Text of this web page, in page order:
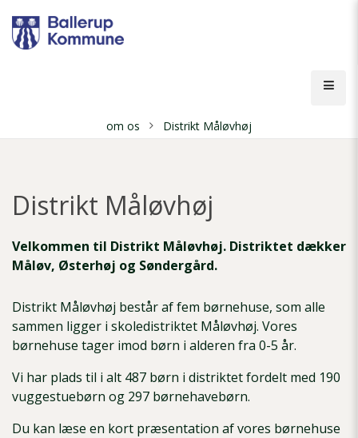
hovedindhold
om os Distrikt Måløvhøj
Distrikt Måløvhøj
Velkommen til Distrikt Måløvhøj. Distriktet dækker
Måløv, Østerhøj og Søndergård.
Distrikt Måløvhøj består af fem børnehuse, som alle
sammen ligger i skoledistriktet Måløvhøj. Vores
børnehuse tager imod børn i alderen fra 0-5 år.
Vi har plads til i alt 487 børn i distriktet fordelt med 190
vuggestuebørn og 297 børnehavebørn.
Du kan læse en kort præsentation af vores børnehuse